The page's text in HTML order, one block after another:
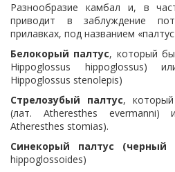
Разнообразие камбал и, в
приводит в заблуждение
прилавках, под названием
Белокорый палтус, который
Hippoglossus hippoglossus)
Hippoglossus stenolepis)
Стрелозубый палтус,
(лат. Atheresthes evermanni)
Atheresthes stomias).
Синекорый палтус (черный
hippoglossoides)